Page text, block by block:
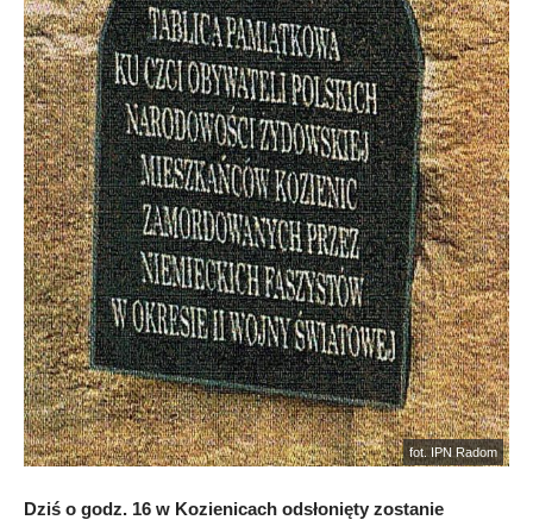
fot. IPN Radom
Dziś o godz. 16 w Kozienicach odsłonięty zostanie